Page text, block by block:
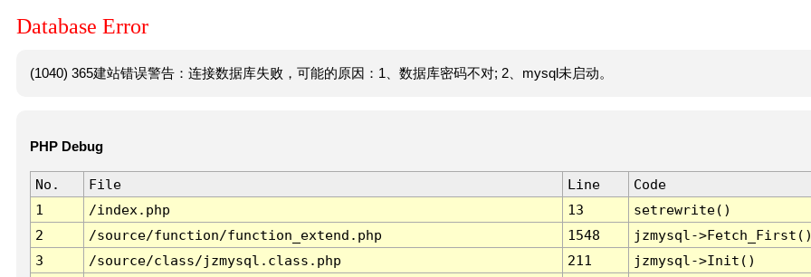
Database Error
(1040) 365建站错误警告：连接数据库失败，可能的原因：1、数据库密码不对; 2、mysql未启动。
PHP Debug
No. File Line
Code
1
/index.php 13
setrewrite()
2
/source/function/function_extend.php 1548
jzmysql-
3
/source/class/jzmysql.class.php 211
jzmysql->Init()